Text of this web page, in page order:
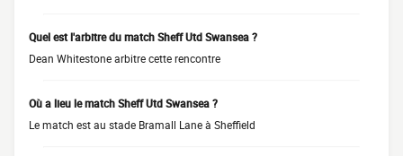
Quel est l'arbitre du match Sheff Utd Swansea ?
Dean Whitestone arbitre cette rencontre
Où a lieu le match Sheff Utd Swansea ?
Le match est au stade Bramall Lane à Sheffield